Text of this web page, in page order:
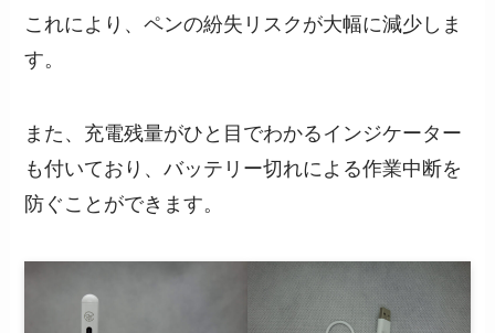
これにより、ペンの紛失リスクが大幅に減少しま
す。
また、充電残量がひと目でわかるインジケーター
も付いており、バッテリー切れによる作業中断を
防ぐことができます。